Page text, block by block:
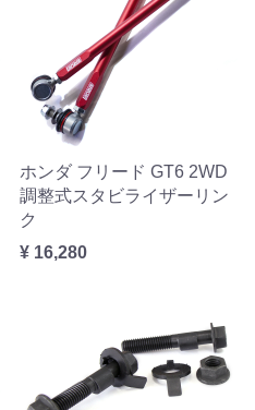
ホンダ フリード GT6 2WD
調整式スタビライザーリン
ク
¥ 16,280